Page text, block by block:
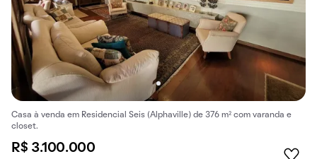
Casa à venda em Residencial Seis (Alphaville) de 376 m² com varanda e
closet.
R$ 3.100.000